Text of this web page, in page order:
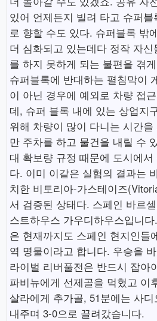
있어 언제든지 빌려 타고 슈퍼
로 향할 수도 있다. 슈퍼블록 밖
더 심화되고 있는데다 정작 자
를 하지 못하게 되는 불편을 겪
슈퍼블록에 반대하는 펼침막이
이 아닌 경우에 예외로 차량 접
데, 슈퍼 블록 내에 있는 상업지
위해 차량이 많이 다니는 시간
만 주차를 하고 물건을 내릴 수
대 확보량 규정 때문에 도시에
다. 이미 이같은 실험의 결과는
치한 비토리아-가스테이즈
서 검증된 상태다. 스페인 바르
스트하우스 가우디하우스입니다.
은 현재까지도 스페인 현지인들
역 명물이라고 합니다. 우승을
라이벌 리버풀전은 반드시 잡아
파비뉴에게 선제골을 먹혔고 이
살라에게 추가골, 51분에는 사
내주며 3-0으로 끌려갔습니다.